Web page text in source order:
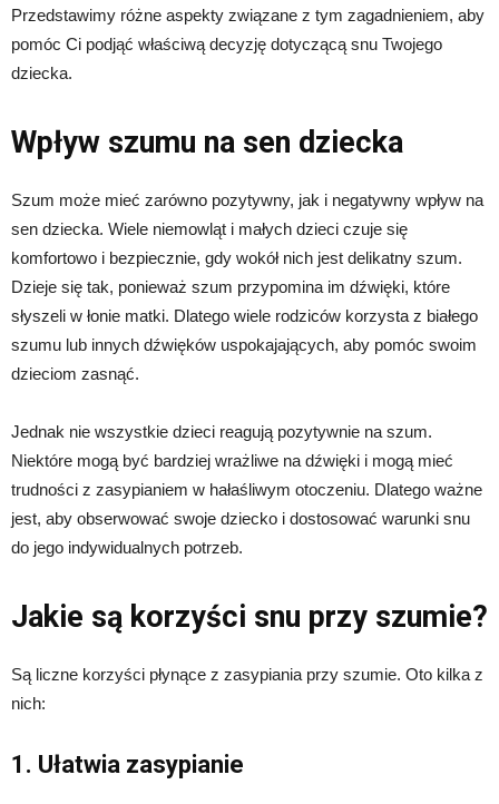
Przedstawimy różne aspekty związane z tym zagadnieniem, aby
pomóc Ci podjąć właściwą decyzję dotyczącą snu Twojego
dziecka.
Wpływ szumu na sen dziecka
Szum może mieć zarówno pozytywny, jak i negatywny wpływ na
sen dziecka. Wiele niemowląt i małych dzieci czuje się
komfortowo i bezpiecznie, gdy wokół nich jest delikatny szum.
Dzieje się tak, ponieważ szum przypomina im dźwięki, które
słyszeli w łonie matki. Dlatego wiele rodziców korzysta z białego
szumu lub innych dźwięków uspokajających, aby pomóc swoim
dzieciom zasnąć.
Jednak nie wszystkie dzieci reagują pozytywnie na szum.
Niektóre mogą być bardziej wrażliwe na dźwięki i mogą mieć
trudności z zasypianiem w hałaśliwym otoczeniu. Dlatego ważne
jest, aby obserwować swoje dziecko i dostosować warunki snu
do jego indywidualnych potrzeb.
Jakie są korzyści snu przy szumie?
Są liczne korzyści płynące z zasypiania przy szumie. Oto kilka z
nich:
1. Ułatwia zasypianie